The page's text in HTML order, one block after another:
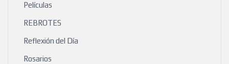
Películas
REBROTES
Reflexión del Día
Rosarios